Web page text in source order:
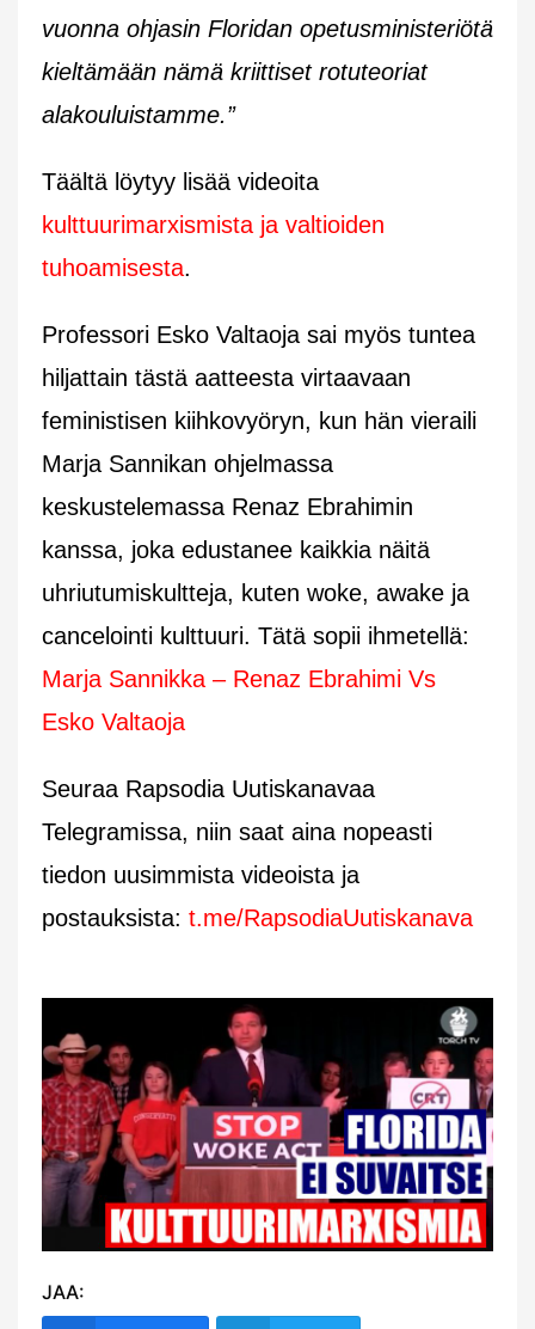
vuonna ohjasin Floridan opetusministeriötä
kieltämään nämä kriittiset rotuteoriat
alakouluistamme.”
Täältä löytyy lisää videoita
kulttuurimarxismista ja valtioiden
tuhoamisesta.
Professori Esko Valtaoja sai myös tuntea
hiljattain tästä aatteesta virtaavaan
feministisen kiihkovyöryn, kun hän vieraili
Marja Sannikan ohjelmassa
keskustelemassa Renaz Ebrahimin
kanssa, joka edustanee kaikkia näitä
uhriutumiskultteja, kuten woke, awake ja
cancelointi kulttuuri. Tätä sopii ihmetellä:
Marja Sannikka – Renaz Ebrahimi Vs
Esko Valtaoja
Seuraa Rapsodia Uutiskanavaa
Telegramissa, niin saat aina nopeasti
tiedon uusimmista videoista ja
postauksista: t.me/RapsodiaUutiskanava
JAA: